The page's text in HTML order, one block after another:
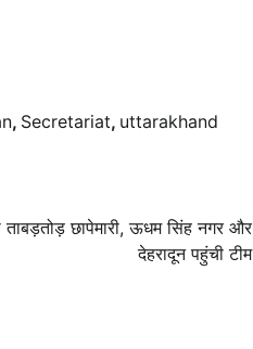
, Secretariat, uttarakhand
छापेमारी, ऊधम सिंह नगर और
देहरादून पहुंची टीम